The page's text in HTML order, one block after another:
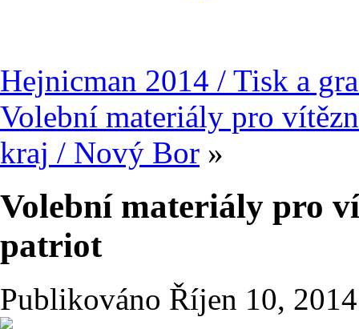
Hejnicman 2014 / Tisk a
Volební materiály pro
kraj / Nový Bor »
Volební materiály pro
patriot
Publikováno Říjen 10, 2014